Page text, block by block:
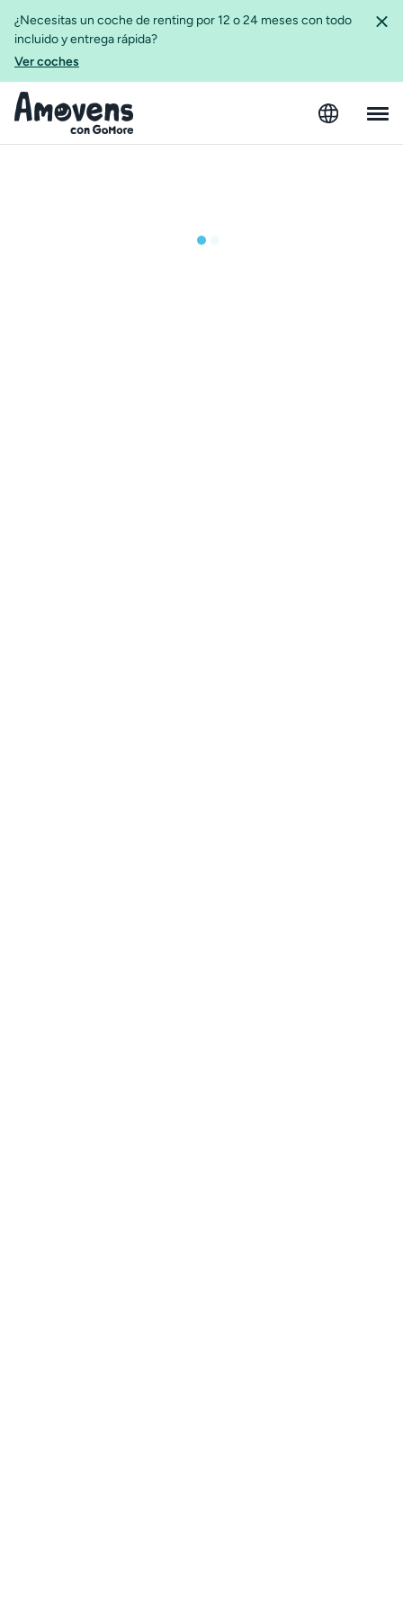
¿Necesitas un coche de renting por 12 o 24 meses con todo
incluido y entrega rápida?
Ver coches